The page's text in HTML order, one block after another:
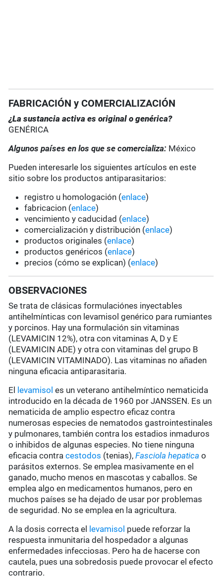
FABRICACIÓN y COMERCIALIZACIÓN
¿La sustancia activa es original o genérica?
GENÉRICA
Algunos países en los que se comercializa: México
Pueden interesarle los siguientes artículos en este
sitio sobre los productos antiparasitarios:
registro u homologación (enlace)
fabricacion (enlace)
vencimiento y caducidad (enlace)
comercialización y distribución (enlace)
productos originales (enlace)
productos genéricos (enlace)
precios (cómo se explican) (enlace)
OBSERVACIONES
Se trata de clásicas formulaciónes inyectables
antihelmínticas con levamisol genérico para rumiantes
y porcinos. Hay una formulación sin vitaminas
(LEVAMICIN 12%), otra con vitaminas A, D y E
(LEVAMICIN ADE) y otra con vitaminas del grupo B
(LEVAMICIN VITAMINADO). Las vitaminas no añaden
ninguna eficacia antiparasitaria.
El
levamisol es un veterano antihelmíntico nematicida
introducido en la década de 1960 por JANSSEN. Es un
nematicida de amplio espectro eficaz contra
numerosas especies de nematodos gastrointestinales
y pulmonares, también contra los estadios inmaduros
o inhibidos de algunas especies. No tiene ninguna
eficacia contracestodos (tenias),Fasciola hepatica o
parásitos externos. Se emplea masivamente en el
ganado, mucho menos en mascotas y caballos. Se
emplea algo en medicamentos humanos, pero en
muchos países se ha dejado de usar por problemas
de seguridad. No se emplea en la agricultura.
A la dosis correcta el levamisol puede reforzar la
respuesta inmunitaria del hospedador a algunas
enfermedades infecciosas. Pero ha de hacerse con
cautela, pues una sobredosis puede provocar el efecto
contrario.